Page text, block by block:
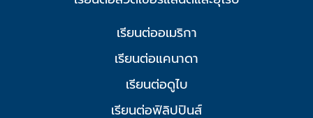
เรียนต่ออเมริกา
เรียนต่อแคนาดา
เรียนต่อดูไบ
เรียนต่อฟิลิปปินส์